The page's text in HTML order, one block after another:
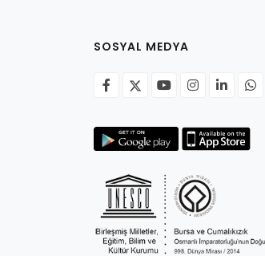
SOSYAL MEDYA